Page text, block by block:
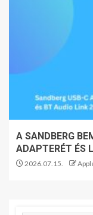
A SANDBERG
ADAPTERÉT ÉS
2026.07.15.